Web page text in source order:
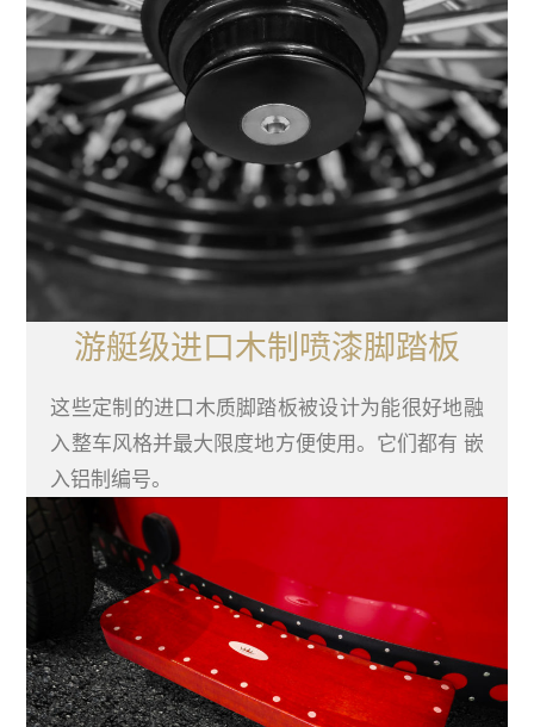
游艇级进口木制喷漆脚踏板
这些定制的进口木质脚踏板被设计为能很好地融
入整车风格并最大限度地方便使用。它们都有 嵌
入铝制编号。